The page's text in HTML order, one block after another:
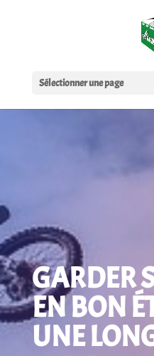
Sélectionner une page
GARDER
EN BON
UNE